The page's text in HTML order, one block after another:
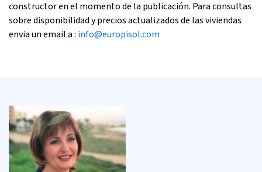
constructor en el momento de la publicación. Para consultas
sobre disponibilidad y precios actualizados de las viviendas
envia un email a : info@europisol.com